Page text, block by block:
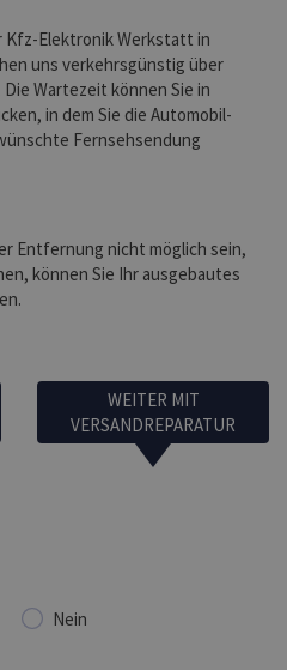
Kfz-Elektronik Werkstatt in
uns verkehrsgünstig über
Die Wartezeit können Sie in
in dem Sie die Automobil-
Fernsehsendung
Entfernung nicht möglich sein,
können Sie Ihr ausgebautes
WEITER MIT
VERSANDREPARATUR
Nein